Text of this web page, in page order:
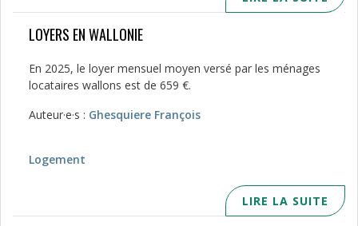
LOYERS EN WALLONIE
En 2025, le loyer mensuel moyen versé par les ménages
locataires wallons est de 659 €.
Auteur·e·s : Ghesquiere François
Logement
LIRE LA SUITE